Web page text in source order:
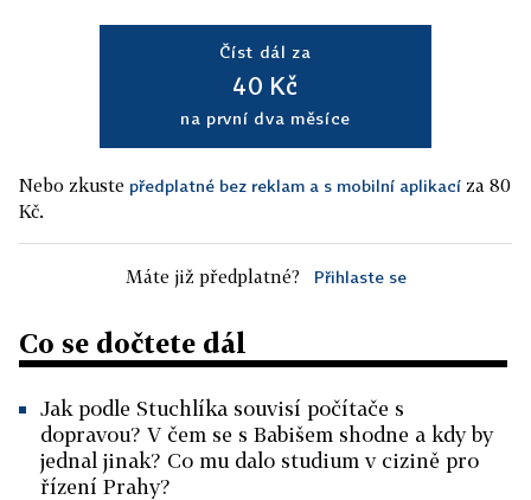
Číst dál za
40 Kč
na první dva měsíce
Nebo zkuste předplatné bez reklam a s mobilní aplikací za 80
Kč.
Máte již předplatné? Přihlaste se
Co se dočtete dál
Jak podle Stuchlíka souvisí počítače s
dopravou? V čem se s Babišem shodne a kdy by
jednal jinak? Co mu dalo studium v cizině pro
řízení Prahy?